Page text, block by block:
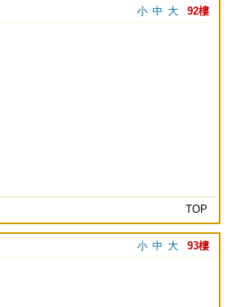
92樓
大
中
小
TOP
93樓
大
中
小